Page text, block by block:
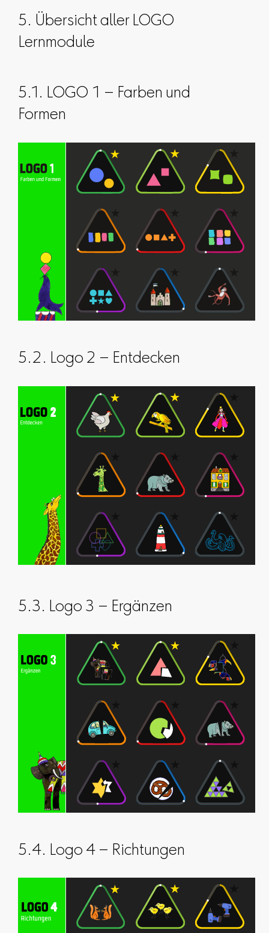
5. Übersicht aller LOGO
Lernmodule
5.1. LOGO 1 – Farben und
Formen
5.2. Logo 2 – Entdecken
5.3. Logo 3 – Ergänzen
5.4. Logo 4 – Richtungen